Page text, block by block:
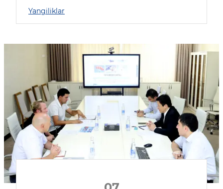
muvaffaqiyatli tashkil etildi.
Yangiliklar